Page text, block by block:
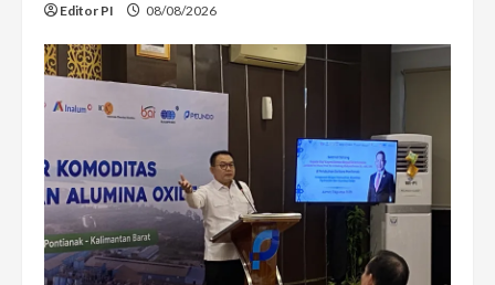
Editor PI 08/08/2026